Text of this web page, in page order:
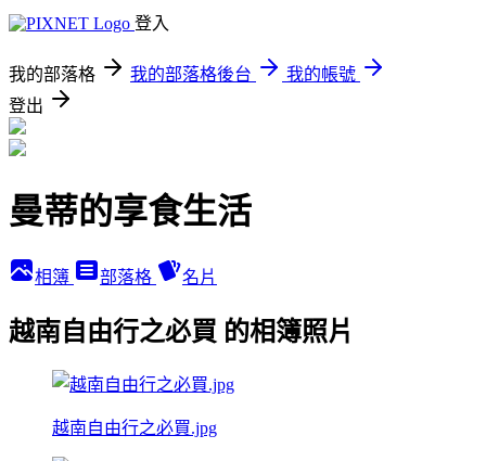
登入
我的部落格 我的部落格後台
我的帳號
登出
曼蒂的享食生活
相簿 部落格 名片
越南自由行之必買 的相簿照片
越南自由行之必買.jpg